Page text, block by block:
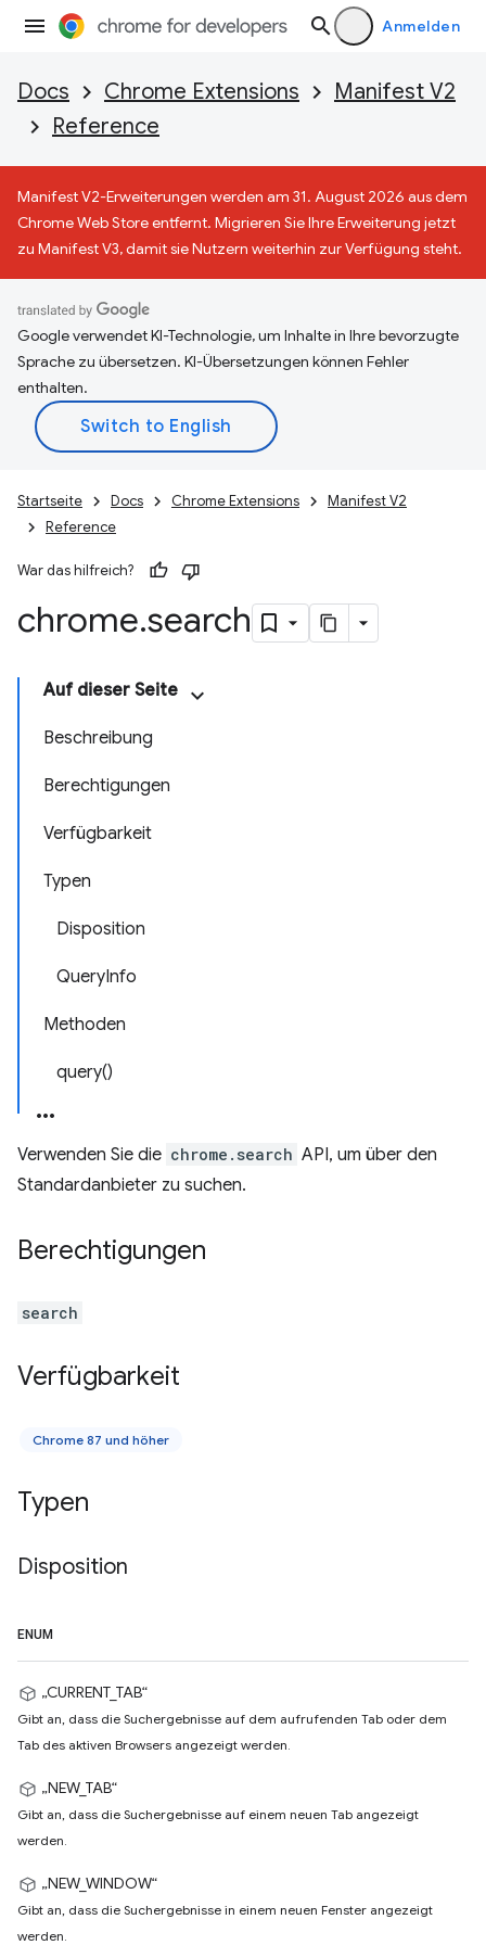
Anmelden
Docs Chrome Extensions
Manifest V2
Reference
Manifest V2-Erweiterungen werden am 31. August 2026 aus dem
Chrome Web Store entfernt. Migrieren Sie Ihre Erweiterung jetzt
zu Manifest V3, damit sie Nutzern weiterhin zur Verfügung steht.
Google verwendet KI-Technologie, um Inhalte in Ihre bevorzugte
Sprache zu übersetzen. KI-Übersetzungen können Fehler
enthalten.
Startseite Docs Chrome Extensions
Manifest V2
Reference
War das hilfreich?
chrome.search
Auf dieser Seite
Beschreibung
Berechtigungen
Verfügbarkeit
Typen
Disposition
QueryInfo
Methoden
query()
Verwenden Sie die chrome.search API, um über den
Standardanbieter zu suchen.
Berechtigungen
search
Verfügbarkeit
Chrome 87 und höher
Typen
Disposition
ENUM
„CURRENT_TAB“
Gibt an, dass die Suchergebnisse auf dem aufrufenden Tab oder dem
Tab des aktiven Browsers angezeigt werden.
„NEW_TAB“
Gibt an, dass die Suchergebnisse auf einem neuen Tab angezeigt
werden.
„NEW_WINDOW“
Gibt an, dass die Suchergebnisse in einem neuen Fenster angezeigt
werden.